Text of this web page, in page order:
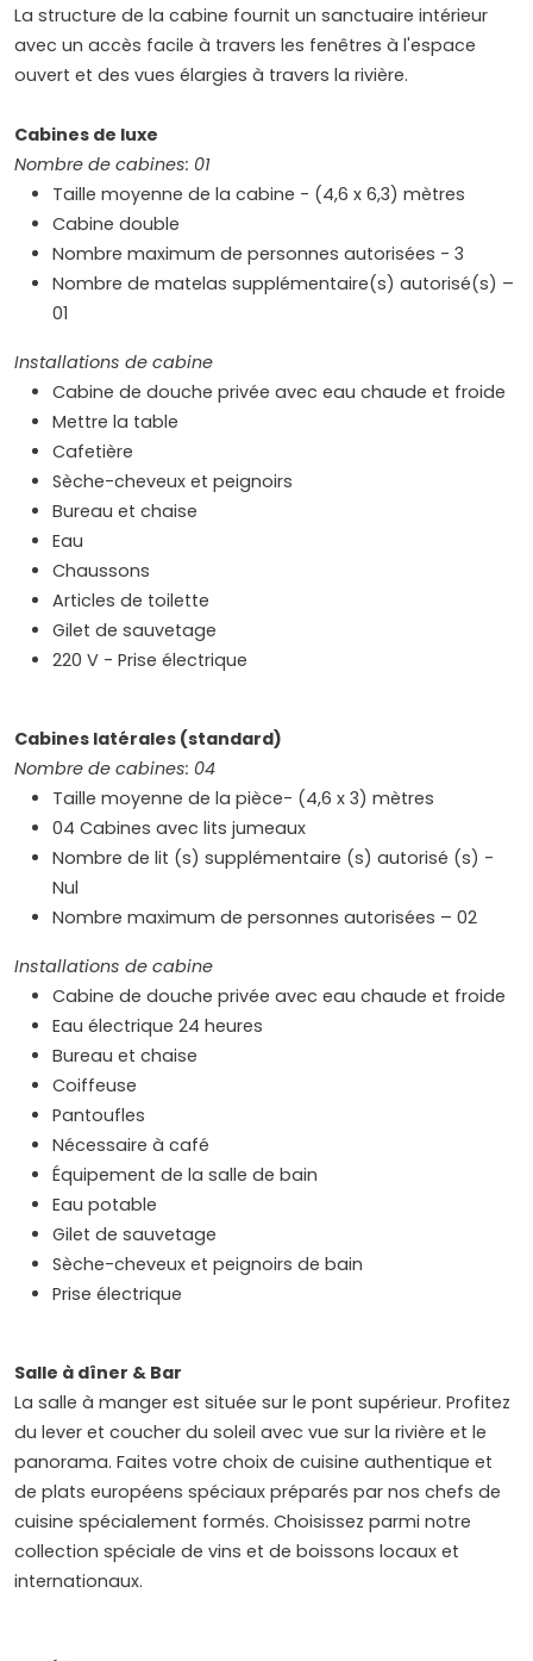
La structure de la cabine fournit un sanctuaire intérieur
avec un accès facile à travers les fenêtres à l'espace
ouvert et des vues élargies à travers la rivière.
Cabines de luxe
Nombre de cabines: 01
Taille moyenne de la cabine - (4,6 x 6,3) mètres
Cabine double
Nombre maximum de personnes autorisées - 3
Nombre de matelas supplémentaire(s) autorisé(s) –
01
Installations de cabine
Cabine de douche privée avec eau chaude et froide
Mettre la table
Cafetière
Sèche-cheveux et peignoirs
Bureau et chaise
Eau
Chaussons
Articles de toilette
Gilet de sauvetage
220 V - Prise électrique
Cabines latérales (standard)
Nombre de cabines: 04
Taille moyenne de la pièce- (4,6 x 3) mètres
04 Cabines avec lits jumeaux
Nombre de lit (s) supplémentaire (s) autorisé (s) -
Nul
Nombre maximum de personnes autorisées – 02
Installations de cabine
Cabine de douche privée avec eau chaude et froide
Eau électrique 24 heures
Bureau et chaise
Coiffeuse
Pantoufles
Nécessaire à café
Équipement de la salle de bain
Eau potable
Gilet de sauvetage
Sèche-cheveux et peignoirs de bain
Prise électrique
Salle à dîner & Bar
La salle à manger est située sur le pont supérieur. Profitez
du lever et coucher du soleil avec vue sur la rivière et le
panorama. Faites votre choix de cuisine authentique et
de plats européens spéciaux préparés par nos chefs de
cuisine spécialement formés. Choisissez parmi notre
collection spéciale de vins et de boissons locaux et
internationaux.